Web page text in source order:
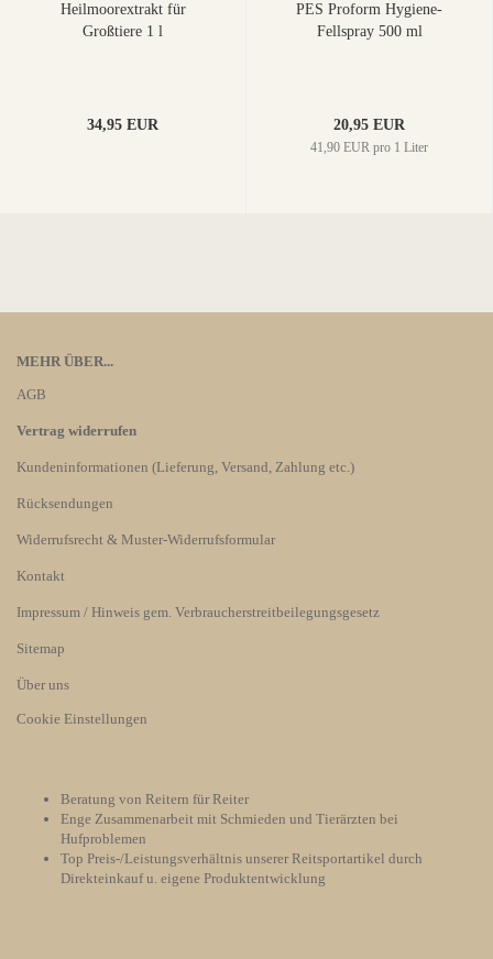
Heilmoorextrakt für
Großtiere 1 l
34,95 EUR
PES Proform Hygiene-
Fellspray 500 ml
20,95 EUR
41,90 EUR pro 1 Liter
MEHR ÜBER...
AGB
Vertrag widerrufen
Kundeninformationen (Lieferung, Versand, Zahlung etc.)
Rücksendungen
Widerrufsrecht & Muster-Widerrufsformular
Kontakt
Impressum / Hinweis gem. Verbraucherstreitbeilegungsgesetz
Sitemap
Über uns
Cookie Einstellungen
Beratung von Reitern für Reiter
Enge Zusammenarbeit mit Schmieden und Tierärzten bei
Hufproblemen
Top Preis-/Leistungsverhältnis unserer Reitsportartikel durch
Direkteinkauf u. eigene Produktentwicklung